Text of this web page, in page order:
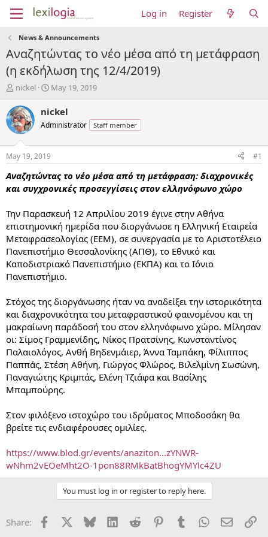
Log in Register
News & Announcements
Αναζητώντας το νέο μέσα από τη μετάφραση
(η εκδήλωση της 12/4/2019)
T
r
e
a
d
t
a
t
r
nickel
S
a
t
t
e
May 19, 2019
nickel
Administrator Staff member
May 19, 2019 #1
Αναζητώντας το νέο μέσα από τη μετάφραση: διαχρονικές
και συγχρονικές προσεγγίσεις στον ελληνόφωνο χώρο
Την Παρασκευή 12 Απριλίου 2019 έγινε στην Αθήνα
επιστημονική ημερίδα που διοργάνωσε η Ελληνική Εταιρεία
Μεταφρασεολογίας (ΕΕΜ), σε συνεργασία με το Αριστοτέλειο
Πανεπιστήμιο Θεσσαλονίκης (ΑΠΘ), το Εθνικό και
Καποδιστριακό Πανεπιστήμιο (ΕΚΠΑ) και το Ιόνιο
Πανεπιστήμιο.
Στόχος της διοργάνωσης ήταν να αναδείξει την ιστορικότητα
και διαχρονικότητα του μεταφραστικού φαινομένου και τη
μακραίωνη παράδοσή του στον ελληνόφωνο χώρο. Μίλησαν
οι: Σίμος Γραμμενίδης, Νίκος Πρατσίνης, Κωνσταντίνος
Παλαιολόγος, Ανθή Βηδενμάιερ, Άννα Ταμπάκη, Φίλιππος
Παππάς, Στέση Αθήνη, Γιώργος Φλώρος, Βιλελμίνη Σωσώνη,
Παναγιώτης Κριμπάς, Ελένη Τζιάφα και Βασίλης
Μπαμπούρης.
Στον φιλόξενο ιστοχώρο του ιδρύματος Μποδοσάκη θα
βρείτε τις ενδιαφέρουσες ομιλίες.
https://www.blod.gr/events/anaziton...zYNWR-
wNhm2vEOeMht2O-1pon88RMkBatBhogYMYlc4ZU
You must log in or register to reply here.
Share: Facebook Bluesky LinkedInReddit PinterestTumblrWhatsApp
Email